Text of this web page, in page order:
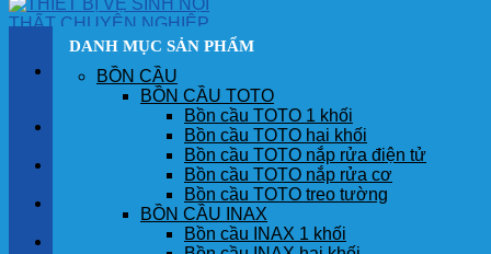
SẢN PHẨM
DANH MỤC SẢN PHẨM
BỒN CẦU
BỒN CẦU TOTO
Bồn cầu TOTO 1 khối
Bồn cầu TOTO hai khối
Bồn cầu TOTO nắp rửa điện tử
Bồn cầu TOTO nắp rửa cơ
Bồn cầu TOTO treo tường
BỒN CẦU INAX
Bồn cầu INAX 1 khối